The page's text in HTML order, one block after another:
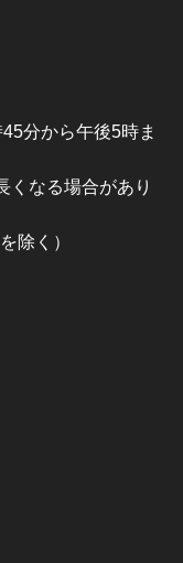
分から午後5時ま
くなる場合があり
除く）